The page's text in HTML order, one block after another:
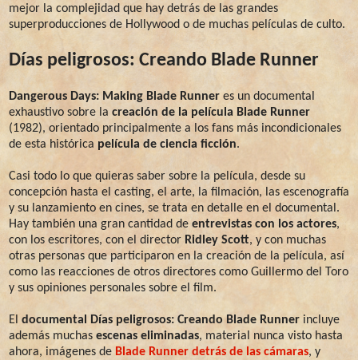
mejor la complejidad que hay detrás de las grandes
superproducciones de Hollywood o de muchas películas de culto.
Días peligrosos: Creando Blade Runner
Dangerous Days: Making Blade Runner es un documental
exhaustivo sobre la creación de la película Blade Runner
(1982), orientado principalmente a los fans más incondicionales
de esta histórica película de ciencia ficción.
Casi todo lo que quieras saber sobre la película, desde su
concepción hasta el casting, el arte, la filmación, las escenografía
y su lanzamiento en cines, se trata en detalle en el documental.
Hay también una gran cantidad de entrevistas con los actores,
con los escritores, con el director Ridley Scott, y con muchas
otras personas que participaron en la creación de la película, así
como las reacciones de otros directores como Guillermo del Toro
y sus opiniones personales sobre el film.
El documental Días peligrosos: Creando Blade Runner incluye
además muchas escenas eliminadas, material nunca visto hasta
ahora, imágenes de Blade Runner detrás de las cámaras, y